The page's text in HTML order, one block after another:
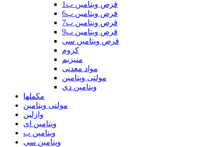
قرص ویتامین ب1
قرص ویتامین ب6
قرص ویتامین ب7
قرص ویتامین ب9
قرص ویتامین سی
کروم
منیزیم
مواد معدنی
مولتی ویتامین
ویتامین دی
مکملها
مولتی ویتامین
وازلین
ویتامین ای
ویتامین ب
ویتامین سی